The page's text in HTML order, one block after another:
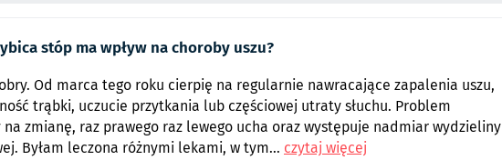
stóp ma wpływ na choroby uszu?
Od marca tego roku cierpię na regularnie nawracające zapalenia uszu,
trąbki, uczucie przytkania lub częściowej utraty słuchu. Problem
zmianę, raz prawego raz lewego ucha oraz występuje nadmiar wydzieliny
Byłam leczona różnymi lekami, w tym... czytaj więcej